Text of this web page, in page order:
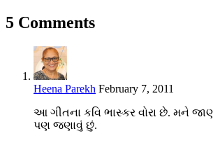
5 Comments
Heena Parekh February 7, 2011
આ ગીતના કવિ ભાસ્કર વોરા છે. મને
પણ જણાવું છું.